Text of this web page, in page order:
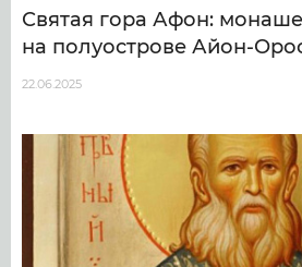
Святая гора Афон:
на полуострове Айон-
22.06.2025